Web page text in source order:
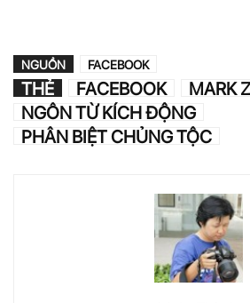
NGUỒN FACEBOOK
THẺ FACEBOOK
MARK
NGÔN TỪ KÍCH ĐỘNG
PHÂN BIỆT CHỦNG TỘC